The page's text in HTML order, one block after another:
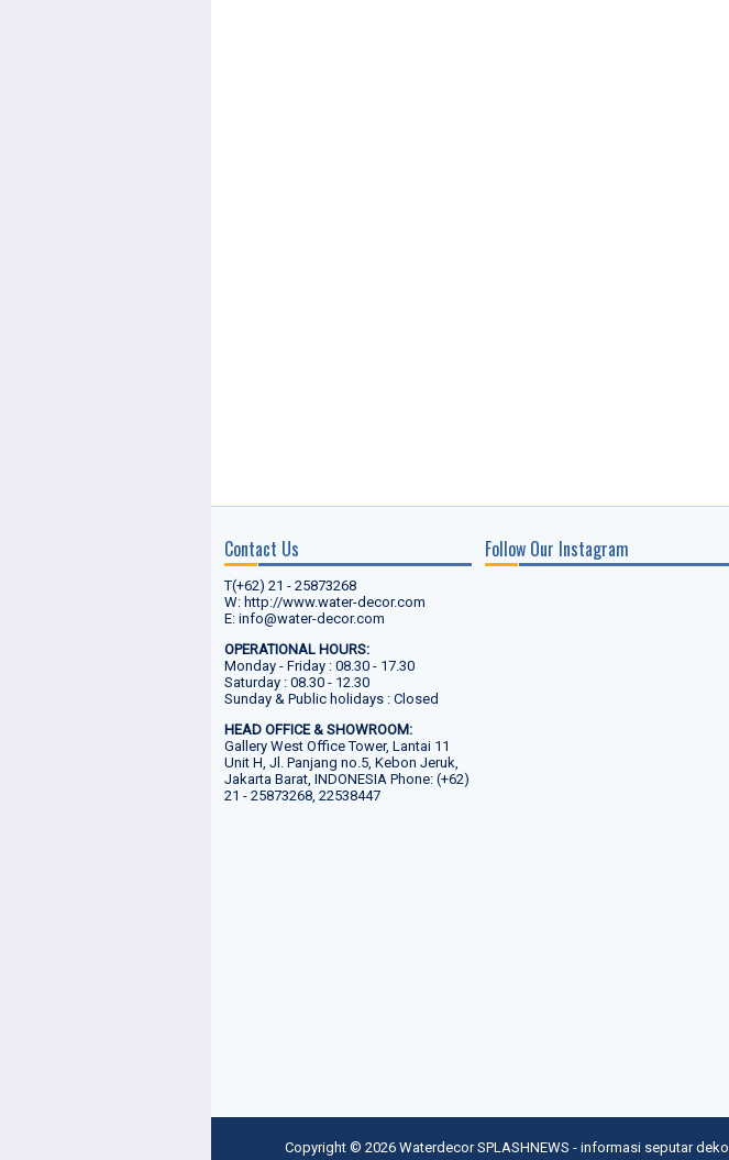
Contact Us
T(+62) 21 - 25873268
W: http://www.water-decor.com
E: info@water-decor.com
OPERATIONAL HOURS:
Monday - Friday : 08.30 - 17.30
Saturday : 08.30 - 12.30
Sunday & Public holidays : Closed
HEAD OFFICE & SHOWROOM:
Gallery West Office Tower, Lantai 11
Unit H, Jl. Panjang no.5, Kebon Jeruk,
Jakarta Barat, INDONESIA Phone: (+62)
21 - 25873268, 22538447
Follow Our Instagram
Copyright © 2026 Waterdecor SPLASHNEWS - informasi seputar